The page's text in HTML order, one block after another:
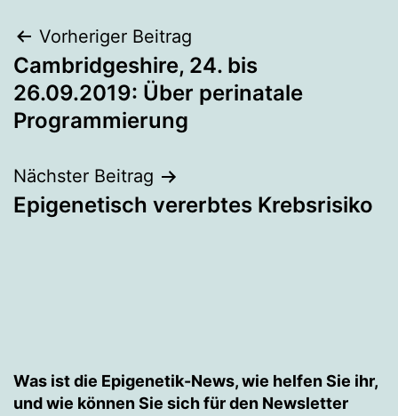
Beitragsnavigation
Vorheriger Beitrag
Cambridgeshire, 24. bis
26.09.2019: Über perinatale
Programmierung
Nächster Beitrag
Epigenetisch vererbtes Krebsrisiko
Was ist die Epigenetik-News, wie helfen Sie ihr,
und wie können Sie sich für den Newsletter